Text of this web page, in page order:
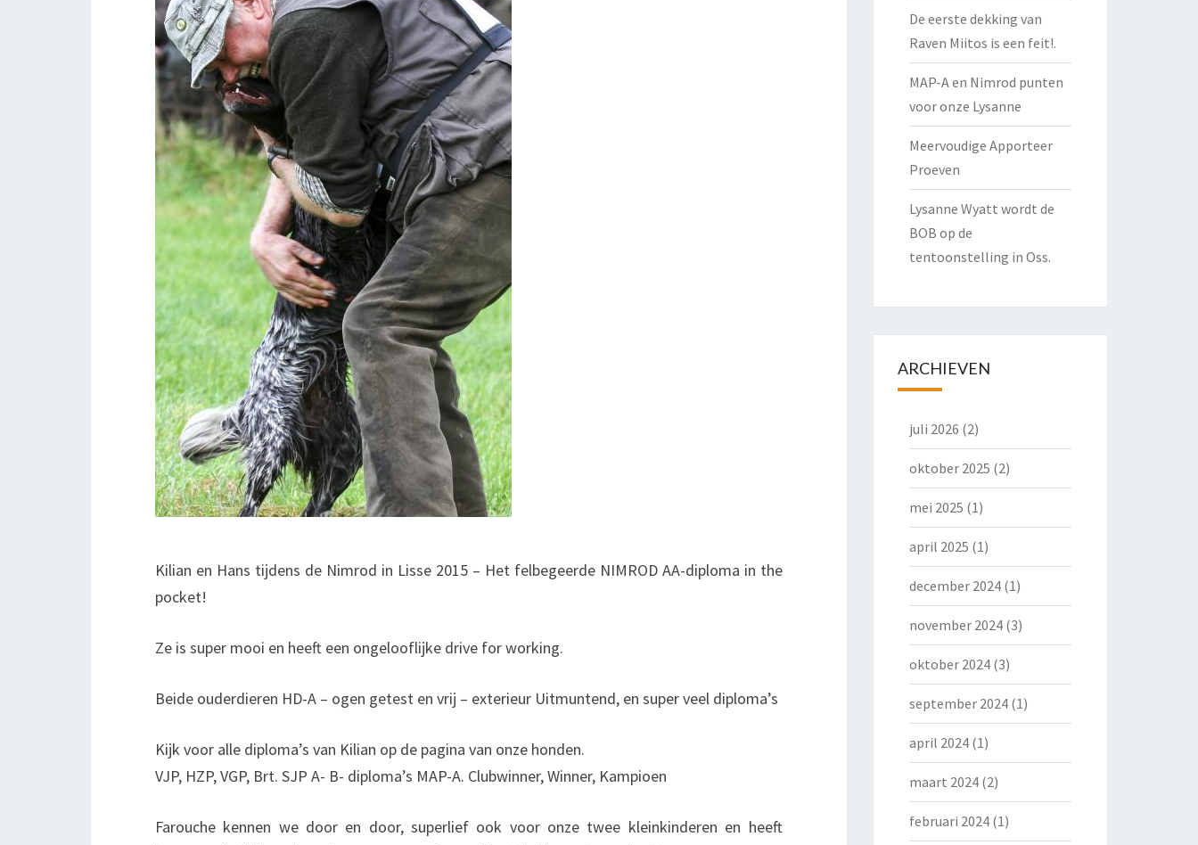
Kilian en Hans tijdens de Nimrod in Lisse 2015 – Het felbegeerde NIMROD AA-diploma in the
pocket!
Ze is super mooi en heeft een ongelooflijke drive for working.
Beide ouderdieren HD-A – ogen getest en vrij – exterieur Uitmuntend, en super veel diploma’s
Kijk voor alle diploma’s van Kilian op de pagina van onze honden.
VJP, HZP, VGP, Brt. SJP A- B- diploma’s MAP-A. Clubwinner, Winner, Kampioen
Farouche kennen we door en door, superlief ook voor onze twee kleinkinderen en heeft
De eerste dekking van
Raven Miitos is een feit!.
MAP-A en Nimrod punten
voor onze Lysanne
Meervoudige Apporteer
Proeven
Lysanne Wyatt wordt de
BOB op de
tentoonstelling in Oss.
ARCHIEVEN
juli 2026 (2)
oktober 2025 (2)
mei 2025 (1)
april 2025 (1)
december 2024(1)
november 2024(3)
oktober 2024(3)
september 2024(1)
april 2024(1)
maart 2024(2)
februari 2024(1)